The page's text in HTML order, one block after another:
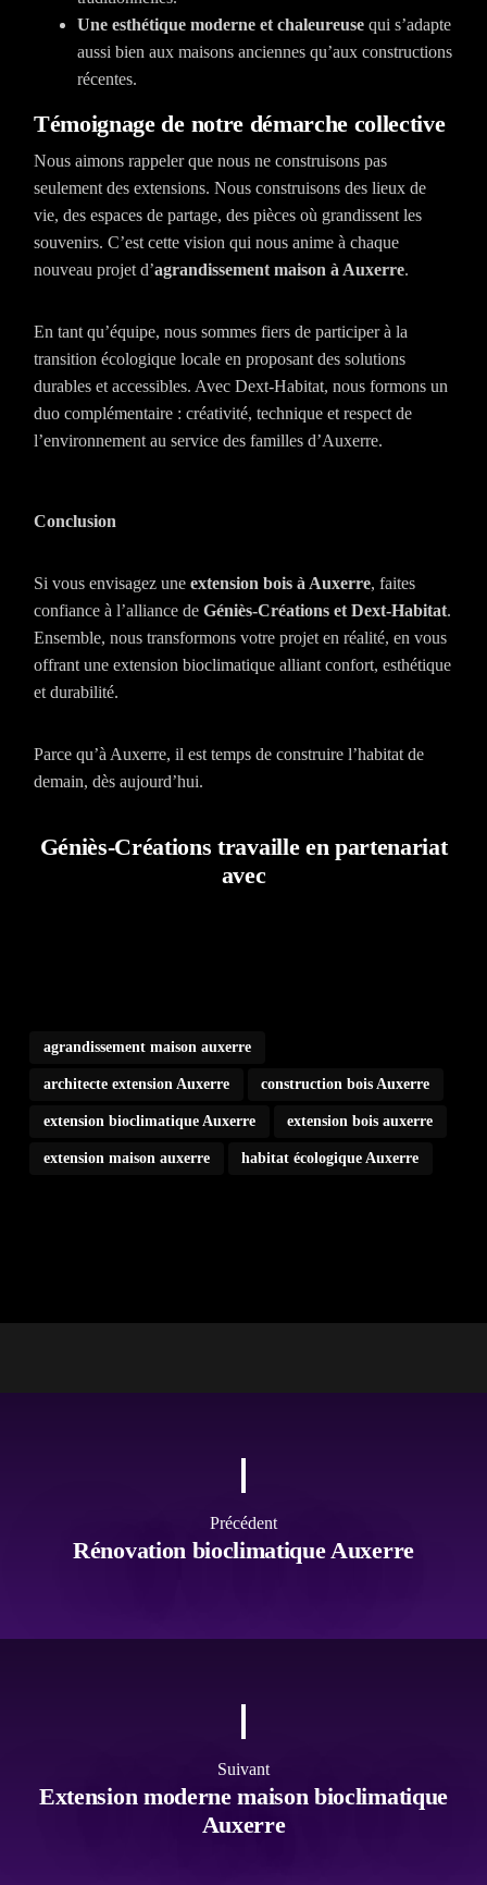
Une esthétique moderne et chaleureuse qui s’adapte
aussi bien aux maisons anciennes qu’aux constructions
récentes.
Témoignage de notre démarche collective
Nous aimons rappeler que nous ne construisons pas
seulement des extensions. Nous construisons des lieux de
vie, des espaces de partage, des pièces où grandissent les
souvenirs. C’est cette vision qui nous anime à chaque
nouveau projet d’agrandissement maison à Auxerre.
En tant qu’équipe, nous sommes fiers de participer à la
transition écologique locale en proposant des solutions
durables et accessibles. Avec Dext-Habitat, nous formons un
duo complémentaire : créativité, technique et respect de
l’environnement au service des familles d’Auxerre.
Conclusion
Si vous envisagez une extension bois à Auxerre, faites
confiance à l’alliance de Géniès-Créations et Dext-Habitat.
Ensemble, nous transformons votre projet en réalité, en vous
offrant une extension bioclimatique alliant confort, esthétique
et durabilité.
Parce qu’à Auxerre, il est temps de construire l’habitat de
demain, dès aujourd’hui.
Géniès-Créations travaille en partenariat
avec
agrandissement maison auxerre
architecte extension Auxerre construction bois Auxerre
extension bioclimatique Auxerre extension bois auxerre
extension maison auxerre habitat écologique Auxerre
Précédent
Rénovation bioclimatique Auxerre
Suivant
Extension moderne maison bioclimatique
Auxerre